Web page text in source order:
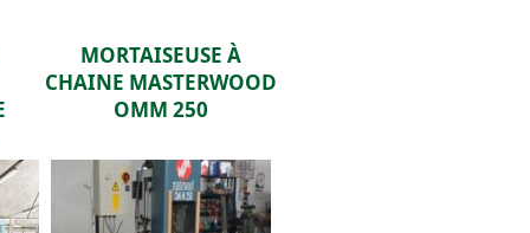
MORTAISEUSE À
CHAINE MASTERWOOD
OMM 250